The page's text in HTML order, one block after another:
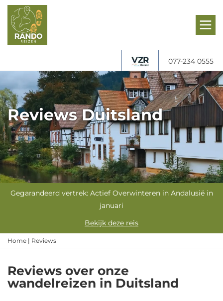
077-234 0555
Reviews Duitsland
Gegarandeerd vertrek: Actief Overwinteren in Andalusië in
januari
Bekijk deze reis
Home | Reviews
Reviews over onze
wandelreizen in Duitsland